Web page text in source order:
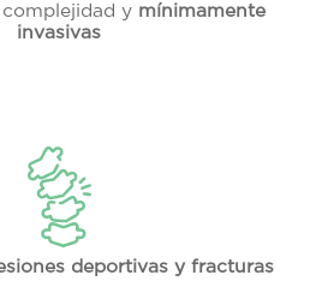
y mínimamente
invasivas
deportivas y fracturas